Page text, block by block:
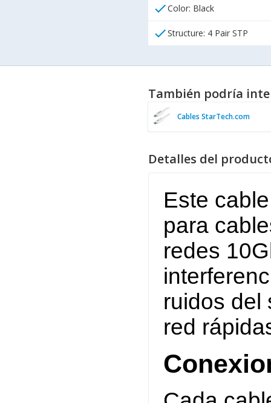
checkColor: Black
checkStructure: 4 Pair STP
También podría
Cables StarTech.com
Detalles del